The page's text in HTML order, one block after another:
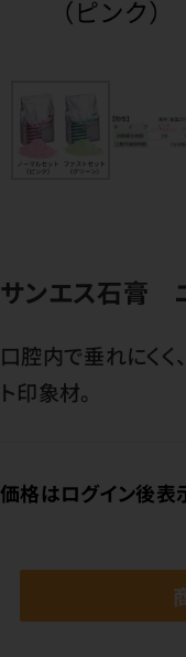
サンエス石膏
口腔内で垂れにく
ト印象材。
価格はログイン後表